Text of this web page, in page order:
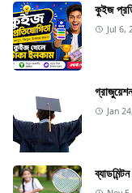
কুইজ
Jul 6,
Jan